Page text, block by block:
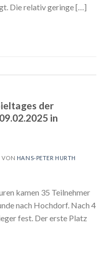
Die relativ geringe […]
der
in
VON HANS-PETER HURTH
kamen 35 Teilnehmer
nach Hochdorf. Nach 4
fest. Der erste Platz